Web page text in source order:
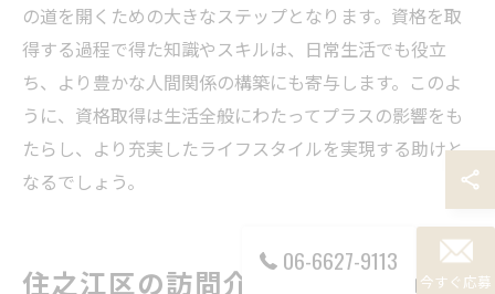
の道を開くための大きなステップとなります。資格を取
得する過程で得た知識やスキルは、日常生活でも役立
ち、より豊かな人間関係の構築にも寄与します。このよ
うに、資格取得は生活全般にわたってプラスの影響をも
たらし、より充実したライフスタイルを実現する助けと
なるでしょう。
住之江区の訪問介護求人で求めら
06-6627-9113
今すぐ応募